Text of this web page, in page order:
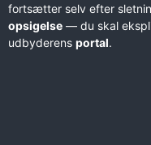
fortsætter selv efter
opsigelse — du skal
udbyderens portal.